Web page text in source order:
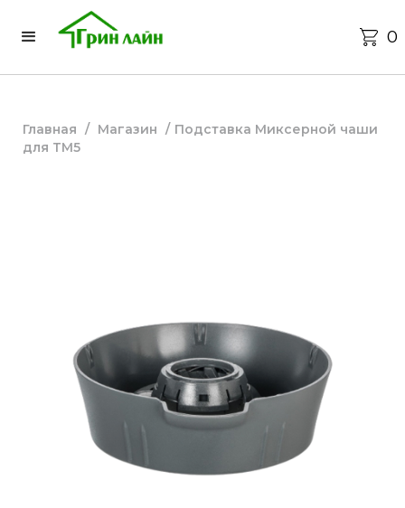
0
Главная / Магазин / Подставка Миксерной чаши
для ТМ5